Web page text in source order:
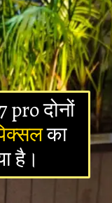
stories/
दोनों
का
है।